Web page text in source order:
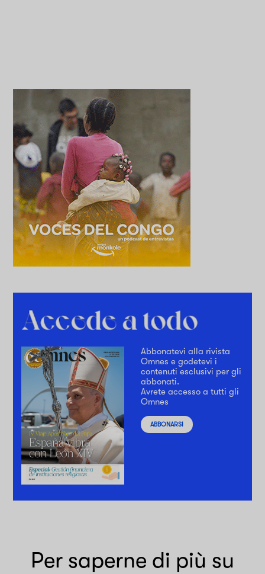
Abbonatevi alla rivista
Omnes e godetevi i
contenuti esclusivi per gli
abbonati.
Avrete accesso a tutti gli
Omnes
ABBONARSI
Per saperne di più su